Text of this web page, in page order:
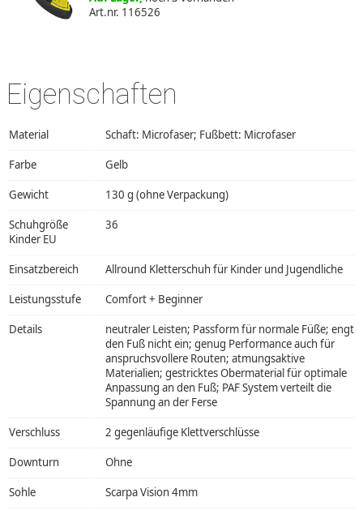
Art.nr. 116526
Eigenschaften
Material Schaft: Microfaser; Fußbett: Microfaser
Farbe Gelb
Gewicht 130 g (ohne Verpackung)
Schuhgröße
Kinder EU
36
Einsatzbereich Allround Kletterschuh für Kinder und Jugendliche
Leistungsstufe Comfort + Beginner
Details
neutraler Leisten; Passform für normale Füße; engt
den Fuß nicht ein; genug Performance auch für
anspruchsvollere Routen; atmungsaktive
Materialien; gestricktes Obermaterial für optimale
Anpassung an den Fuß; PAF System verteilt die
Spannung an der Ferse
Verschluss 2 gegenläufige Klettverschlüsse
Downturn Ohne
Sohle Scarpa Vision 4mm